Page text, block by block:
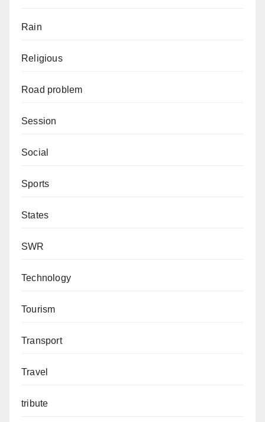
Rain
Religious
Road problem
Session
Social
Sports
States
SWR
Technology
Tourism
Transport
Travel
tribute